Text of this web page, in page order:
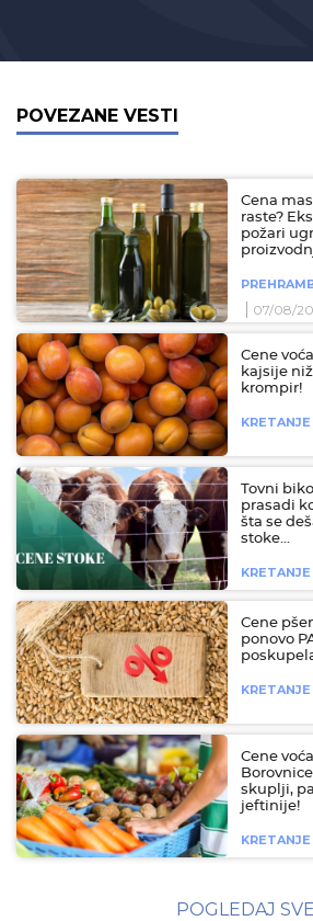
POVEZANE VESTI
Cena
raste?
požari
07/08/
Cene
kajsije
krompir!
Tovni
prasadi
šta se
stoke...
Cene
ponovo
Cene
skuplji,
jeftinije!
POGLEDAJ SVE